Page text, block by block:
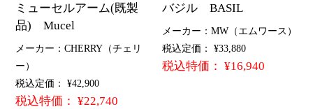
ミューセルアーム(既製
品) Mucel
メーカー：CHERRY（チェリ
ー）
税込定価： ¥42,900
税込特価： ¥22,740
バジル BASIL
メーカー：MW（エムワース）
税込定価： ¥33,880
税込特価： ¥16,940